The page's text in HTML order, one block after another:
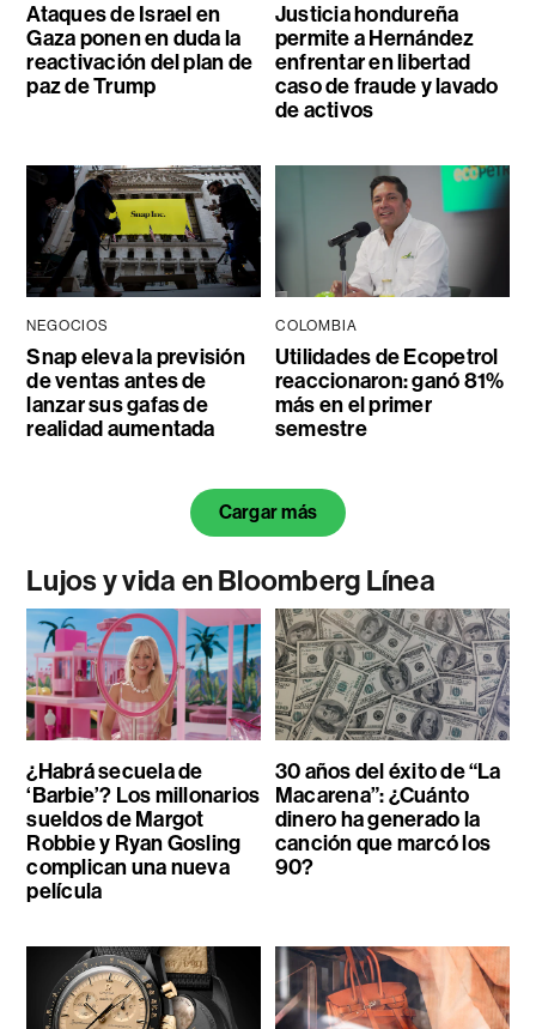
Ataques de Israel en
Gaza ponen en duda la
reactivación del plan de
paz de Trump
Justicia hondureña
permite a Hernández
enfrentar en libertad
caso de fraude y lavado
de activos
NEGOCIOS
Snap eleva la previsión
de ventas antes de
lanzar sus gafas de
realidad aumentada
COLOMBIA
Utilidades de Ecopetrol
reaccionaron: ganó 81%
más en el primer
semestre
Cargar más
Lujos y vida en Bloomberg Línea
¿Habrá secuela de
‘Barbie’? Los millonarios
sueldos de Margot
Robbie y Ryan Gosling
complican una nueva
película
30 años del éxito de “La
Macarena”: ¿Cuánto
dinero ha generado la
canción que marcó los
90?